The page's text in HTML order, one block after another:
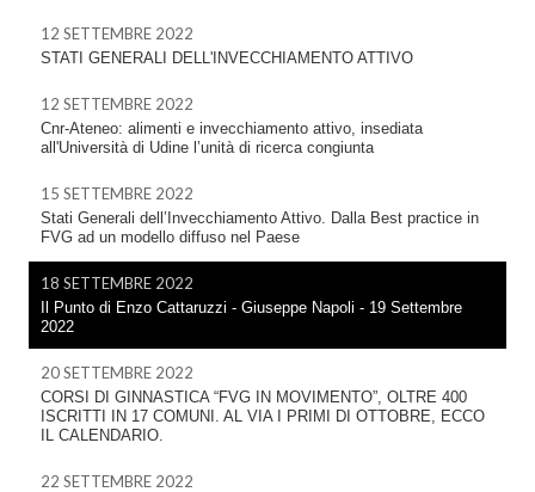
12 SETTEMBRE 2022
STATI GENERALI DELL'INVECCHIAMENTO ATTIVO
12 SETTEMBRE 2022
Cnr-Ateneo: alimenti e invecchiamento attivo, insediata
all'Università di Udine l’unità di ricerca congiunta
15 SETTEMBRE 2022
Stati Generali dell’Invecchiamento Attivo. Dalla Best practice in
FVG ad un modello diffuso nel Paese
18 SETTEMBRE 2022
Il Punto di Enzo Cattaruzzi - Giuseppe Napoli - 19 Settembre
2022
20 SETTEMBRE 2022
CORSI DI GINNASTICA “FVG IN MOVIMENTO”, OLTRE 400
ISCRITTI IN 17 COMUNI. AL VIA I PRIMI DI OTTOBRE, ECCO
IL CALENDARIO.
22 SETTEMBRE 2022